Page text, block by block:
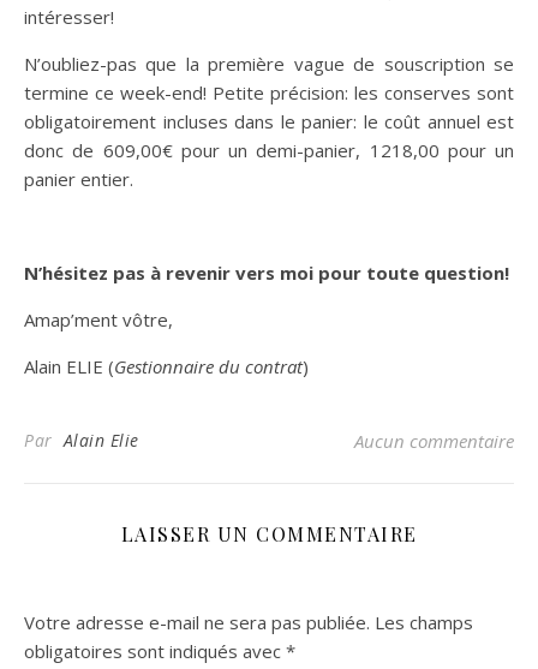
intéresser!
N’oubliez-pas que la première vague de souscription se
termine ce week-end! Petite précision: les conserves sont
obligatoirement incluses dans le panier: le coût annuel est
donc de 609,00€ pour un demi-panier, 1218,00 pour un
panier entier.
N’hésitez pas à revenir vers moi pour toute question!
Amap’ment vôtre,
Alain ELIE (Gestionnaire du contrat)
ParAlain Elie Aucun commentaire
LAISSER UN COMMENTAIRE
Votre adresse e-mail ne sera pas publiée. Les champs
obligatoires sont indiqués avec *